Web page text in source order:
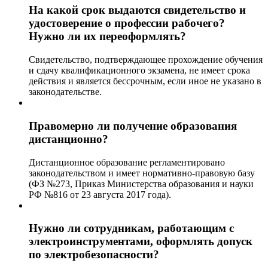
На какой срок выдаются свидетельство и
удостоверение о профессии рабочего?
Нужно ли их переоформлять?
Свидетельство, подтверждающее прохождение обучения
и сдачу квалификационного экзамена, не имеет срока
действия и является бессрочным, если иное не указано в
законодательстве.
Правомерно ли получение образования
дистанционно?
Дистанционное образование регламентировано
законодательством и имеет нормативно-правовую базу
(ФЗ №273, Приказ Министерства образования и науки
РФ №816 от 23 августа 2017 года).
Нужно ли сотрудникам, работающим с
электроинструментами, оформлять допуск
по электробезопасности?